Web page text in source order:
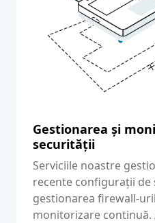
Gestionarea și
securității
Serviciile noastre
recente configurații de
gestionarea firewall-
monitorizare continuă.